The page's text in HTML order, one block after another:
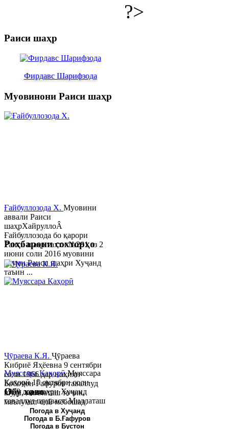
?>
Раиси шаҳр
Фирдавс Шарифзода
Муовинони Раиси шаҳр
Ғайбуллозода Х. Муовини
аввали Раиси
шаҳрХайруллоÂ
Ғайбуллозода бо қарори
Раиси шаҳр таҳти №281 аз 2
июни соли 2016 муовини
якуми Раиси шаҳри Хуҷанд
таъин ...
Муяссара ҚаҳорӣМуяссара
Қаҳорӣ 15 октябри соли
1979 дар шаҳри Хуҷанд
таваллуд шудааст. Миллаташ
тоҷик. Маълумот олӣ. Соли
2002 Донишгоҳи давлатии
Роҳбарони сохторҳо
Ҷӯраева К.Я. Ҷӯраева
Кибриё Яҳёевна 9 сентябри
соли 1966 дар ноҳияи
Бобоҷон Ғафуров таваллуд
шуда, миллаташ тоҷик,
маълумот олӣ мебошад.
Соли 1997 Донишг...
Обу хаво
Погода в Хуҷанд
Погода в Б.Ғафуров
Погода в Бустон